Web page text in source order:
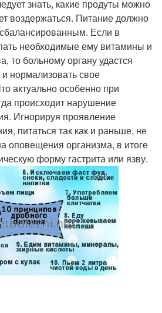
знать, какие продуты можно
воздержаться. Питание должно
Если в
необходимые ему витамины и
то больному органу удастся
нормализовать свое
актуально особенно при
происходит нарушение
Игнорируя проявление
питаться так как и раньше, не
оповещения организма, в итоге
форму гастрита или язву.